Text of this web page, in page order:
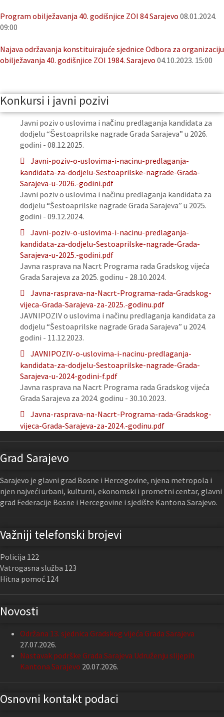
Program obilježavanja 40. godišnjice ZOI 84 Sarajevo 08.01.2024.
09:00
Najava održavanja konstituirajuće sjednice Odbora za organizaciju
obilježavanja 40. godišnjice ZOI 1984. Sarajevo 04.10.2023. 15:00
Konkursi i javni pozivi
Javni poziv o uslovima i načinu predlaganja kandidata za
dodjelu “Šestoaprilske nagrade Grada Sarajeva” u 2026.
godini - 08.12.2025.
Javni-poziv-o-uslovima-i-nacinu-predlaganja-
kandidata-za-dodjelu-Sestoaprilske-nagrade-Grada-
Sarajeva-u-2026.-godini.pdf
Javni poziv o uslovima i načinu predlaganja kandidata za
dodjelu “Šestoaprilske nagrade Grada Sarajeva” u 2025.
godini - 09.12.2024.
Javni-poziv-o-uslovima-i-nacinu-predlaganja-
kandidata-za-dodjelu-Sestoaprilske-nagrade-Grada-
Sarajeva-u-2025.-godini.pdf
Javna rasprava na Nacrt Programa rada Gradskog vijeća
Grada Sarajeva za 2025. godinu - 28.10.2024.
Javna-rasprava-na-Nacrt-Programa-rada-Gradskog-
vijeca-Grada-Sarajeva-za-2025.-godinu.pdf
JAVNIPOZIV o uslovima i načinu predlaganja kandidata za
dodjelu “Šestoaprilske nagrade Grada Sarajeva” u 2024.
godini - 11.12.2023.
JAVNIPOZIV-o-uslovima-i-nacinu-predlaganja-
kandidata-za-dodjelu-Sestoaprilske-nagrade-Grada-
Sarajeva-u-2024-godini-f.pdf
Javna rasprava na Nacrt Programa rada Gradskog vijeća
Grada Sarajeva za 2024. godinu - 30.10.2023.
Javna-rasprava-na-Nacrt-Programa-rada-Gradskog-
vijeca-Grada-Sarajeva-za-2024.-godinu.pdf
Grad Sarajevo
Sarajevo je glavni grad Bosne i Hercegovine, njena metropola i
njen najveći urbani, kulturni, ekonomski i prometni centar, glavni
grad Federacije Bosne i Hercegovine i sjedište Kantona Sarajevo.
Važniji telefonski brojevi
Policija 122
Vatrogasna služba 123
Hitna pomoć 124
Novosti
Održana 13. sjednica Gradskog vijeća Grada Sarajeva
27.07.2026.
Nastavak podrške Grada Sarajeva Udruženju slijepih
Kantona Sarajevo 20.07.2026.
Osnovni kontakt podaci